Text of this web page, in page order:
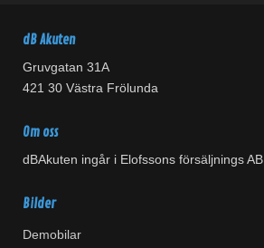
dB Akuten
Gruvgatan 31A
421 30 Västra Frölunda
Om oss
dBAkuten ingår i Elofssons försäljnings AB
Bilder
Demobilar